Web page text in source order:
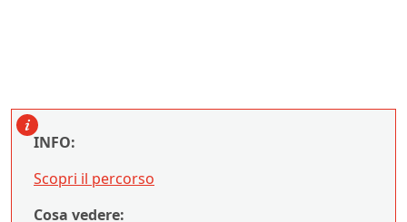
INFO:
Scopri il percorso
Cosa vedere: